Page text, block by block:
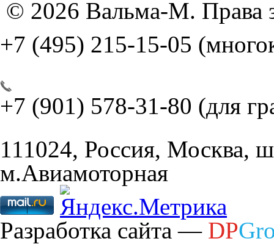
© 2026 Вальма-М. Права
+7 (495) 215-15-05
+7 (901) 578-31-80 (для
111024, Россия, Москва,
м.Авиамоторная
Разработка сайта — DP